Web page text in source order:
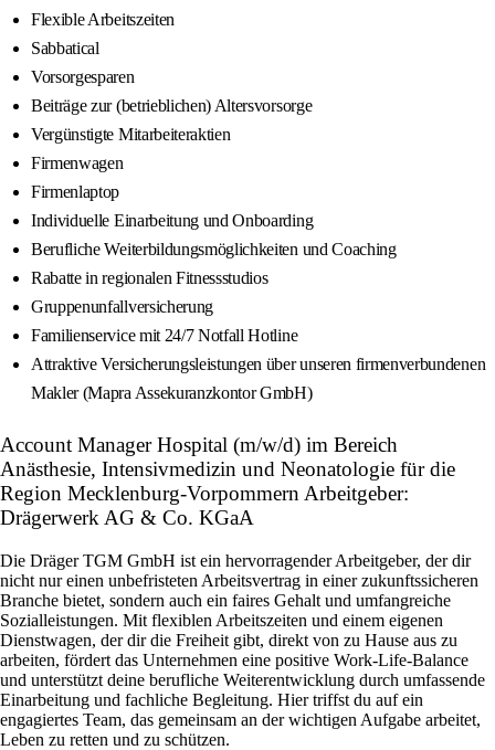
Flexible Arbeitszeiten
Sabbatical
Vorsorgesparen
Beiträge zur (betrieblichen) Altersvorsorge
Vergünstigte Mitarbeiteraktien
Firmenwagen
Firmenlaptop
Individuelle Einarbeitung und Onboarding
Berufliche Weiterbildungsmöglichkeiten und Coaching
Rabatte in regionalen Fitnessstudios
Gruppenunfallversicherung
Familienservice mit 24/7 Notfall Hotline
Attraktive Versicherungsleistungen über unseren firmenverbundenen
Makler (Mapra Assekuranzkontor GmbH)
Account Manager Hospital (m/w/d) im Bereich
Anästhesie, Intensivmedizin und Neonatologie für die
Region Mecklenburg-Vorpommern Arbeitgeber:
Drägerwerk AG & Co. KGaA
Die Dräger TGM GmbH ist ein hervorragender Arbeitgeber, der dir
nicht nur einen unbefristeten Arbeitsvertrag in einer zukunftssicheren
Branche bietet, sondern auch ein faires Gehalt und umfangreiche
Sozialleistungen. Mit flexiblen Arbeitszeiten und einem eigenen
Dienstwagen, der dir die Freiheit gibt, direkt von zu Hause aus zu
arbeiten, fördert das Unternehmen eine positive Work-Life-Balance
und unterstützt deine berufliche Weiterentwicklung durch umfassende
Einarbeitung und fachliche Begleitung. Hier triffst du auf ein
engagiertes Team, das gemeinsam an der wichtigen Aufgabe arbeitet,
Leben zu retten und zu schützen.